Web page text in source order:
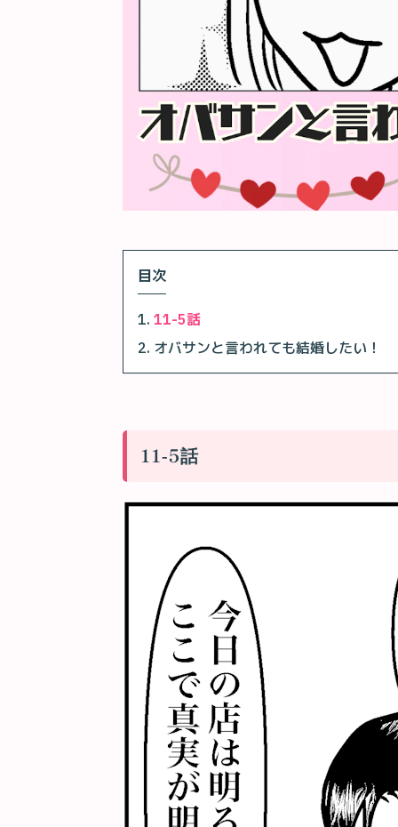
目次
11-5話
オバサンと言われても結婚したい！
11-5話